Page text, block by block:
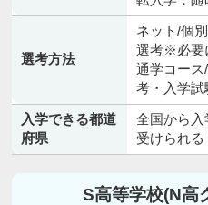
選考方法
ネット/個
選考※必要
通学コース
考・入学試
入学できる都道
府県
全国から
受けられる
S高等学校(N高